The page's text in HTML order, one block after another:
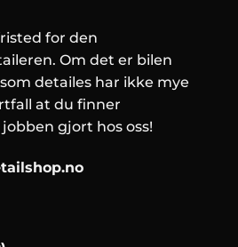
for den
Om det er bilen
detailes har ikke mye
at du finner
gjort hos oss!